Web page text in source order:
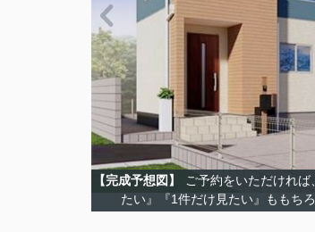
【完成予想図】
ご予約をいただけれ
たい』『1件だけ見たい』ももち